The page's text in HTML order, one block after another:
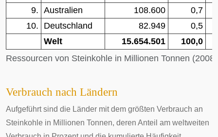
Ressourcen von Steinkohle in Millionen Tonnen (2008)
9. Australien 108.600
0,7
10.
Deutschland 82.949
0,5
Welt
15.654.501 100,0
Verbrauch nach Ländern
Aufgeführt sind die Länder mit dem größten Verbrauch an
Steinkohle in Millionen Tonnen, deren Anteil am weltweiten